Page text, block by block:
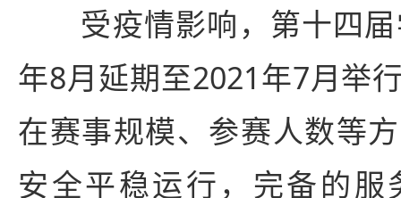
受疫情影响，第十四届
年8月延期至2021年7月举
在赛事规模、参赛人数等
安全平稳运行，完备的服